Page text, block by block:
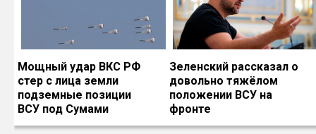
Мощный удар ВКС РФ
стер с лица земли
подземные позиции
ВСУ под Сумами
Зеленский рассказал о
довольно тяжёлом
положении ВСУ на
фронте